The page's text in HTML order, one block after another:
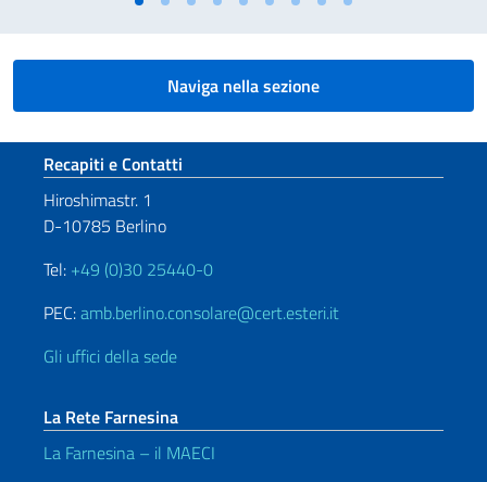
Naviga nella sezione
Sezione footer
Recapiti e Contatti
Hiroshimastr. 1
D-10785 Berlino
Tel: +49 (0)30 25440-0
PEC:amb.berlino.consolare@cert.esteri.it
Gli uffici della sede
La Rete Farnesina
La Farnesina – il MAECI